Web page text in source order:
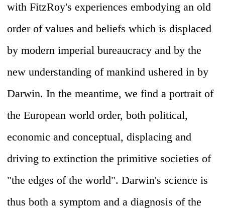
with FitzRoy's experiences embodying an old
order of values and beliefs which is displaced
by modern imperial bureaucracy and by the
new understanding of mankind ushered in by
Darwin. In the meantime, we find a portrait of
the European world order, both political,
economic and conceptual, displacing and
driving to extinction the primitive societies of
"the edges of the world". Darwin's science is
thus both a symptom and a diagnosis of the